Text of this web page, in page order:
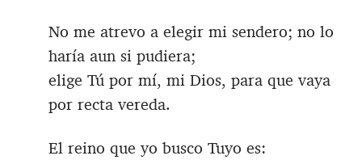
No me atrevo a elegir mi sendero; no lo
haría aun si pudiera;
elige Tú por mí, mi Dios, para que vaya
por recta vereda.
El reino que yo busco Tuyo es: